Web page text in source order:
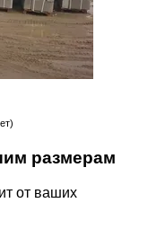
размерам
от ваших